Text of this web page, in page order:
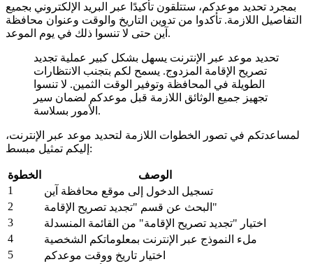
بمجرد تحديد موعدكم، ستتلقون تأكيدًا عبر البريد الإلكتروني بجميع
التفاصيل اللازمة. تأكدوا من تدوين التاريخ والوقت وعنوان محافظة
آين حتى لا تنسوا ذلك في يوم الموعد.
تحديد موعد عبر الإنترنت يسهل بشكل كبير عملية تجديد
تصريح الإقامة المزدوج. يسمح لكم بتجنب الانتظارات
الطويلة في المحافظة وتوفير الوقت الثمين. لا تنسوا
تجهيز جميع الوثائق اللازمة قبل موعدكم لضمان سير
الأمور بسلاسة.
لمساعدتكم في تصور الخطوات اللازمة لتحديد موعد عبر الإنترنت،
إليكم تمثيل مبسط:
الخطوة
الوصف
1
تسجيل الدخول إلى موقع محافظة آين
2
البحث عن قسم "تجديد تصريح الإقامة"
3
اختيار "تجديد تصريح الإقامة" من القائمة المنسدلة
4
ملء النموذج عبر الإنترنت بمعلوماتكم الشخصية
5
اختيار تاريخ ووقت موعدكم